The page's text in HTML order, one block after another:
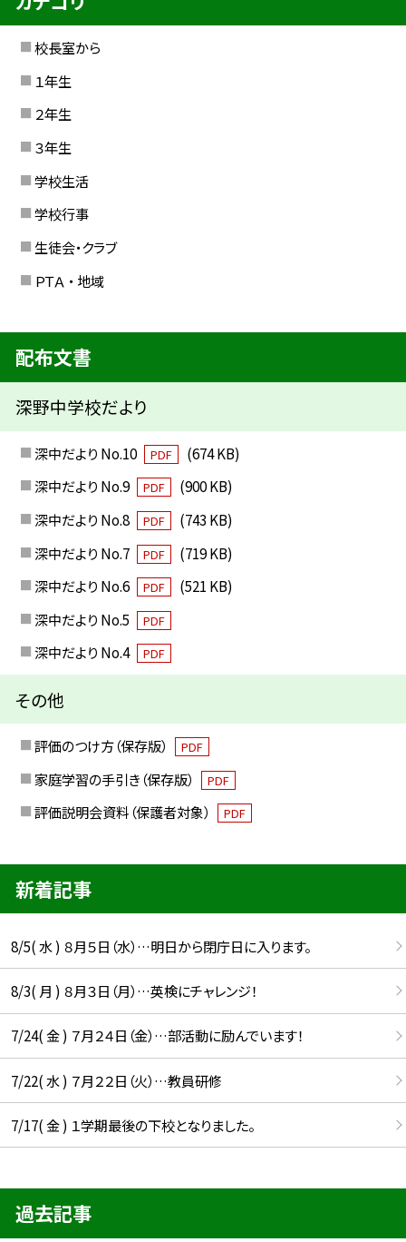
校長室から
１年生
２年生
３年生
学校生活
学校行事
生徒会・クラブ
ＰＴＡ ・ 地域
配布文書
深野中学校だより
深中だより No.10 PDF
(674 KB)
深中だより No.9
PDF
(900 KB)
深中だより No.8
PDF
(743 KB)
深中だより No.7
PDF
(719 KB)
深中だより No.6
PDF
(521 KB)
深中だより No.5
PDF
深中だより No.4 PDF
その他
評価のつけ方（保存版） PDF
家庭学習の手引き（保存版） PDF
評価説明会資料（保護者対象） PDF
新着記事
8/5( 水 ) ８月５日（水）…明日から閉庁日に入ります。
8/3( 月 ) ８月３日（月）…英検にチャレンジ！
7/24( 金 ) ７月２４日（金）…部活動に励んでいます！
7/22( 水 ) ７月２２日（火）…教員研修
7/17( 金 ) １学期最後の下校となりました。
過去記事